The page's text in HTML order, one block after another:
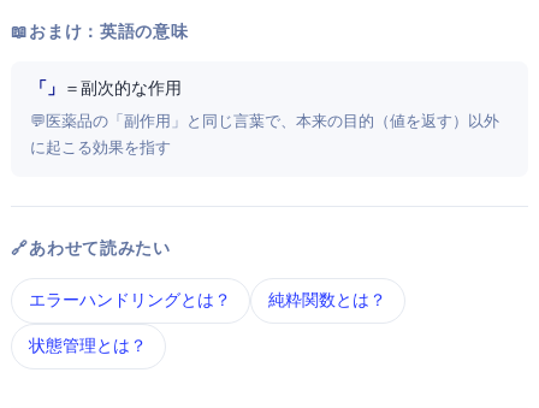
📖 おまけ：英語の意味
「side effect」 ＝ 副次的な作用
💬 医薬品の「副作用」と同じ言葉で、本来の目的（値を返す）以外
に起こる効果を指す
🔗 あわせて読みたい
エラーハンドリング とは？ 純粋関数 とは？
状態管理 とは？